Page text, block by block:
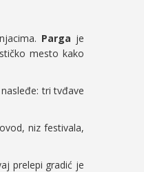
Parga je
mesto kako
tri tvđave
niz festivala,
prelepi gradić je